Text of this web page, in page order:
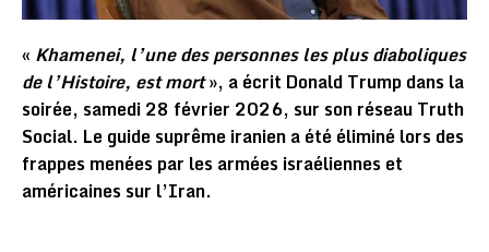
« Khamenei, l’une des personnes les plus diaboliques
de l’Histoire, est mort», a écrit Donald Trump dans la
soirée, samedi 28 février 2026, sur son réseau Truth
Social. Le guide suprême iranien a été éliminé lors des
frappes menées par les armées israéliennes et
américaines sur l’Iran.